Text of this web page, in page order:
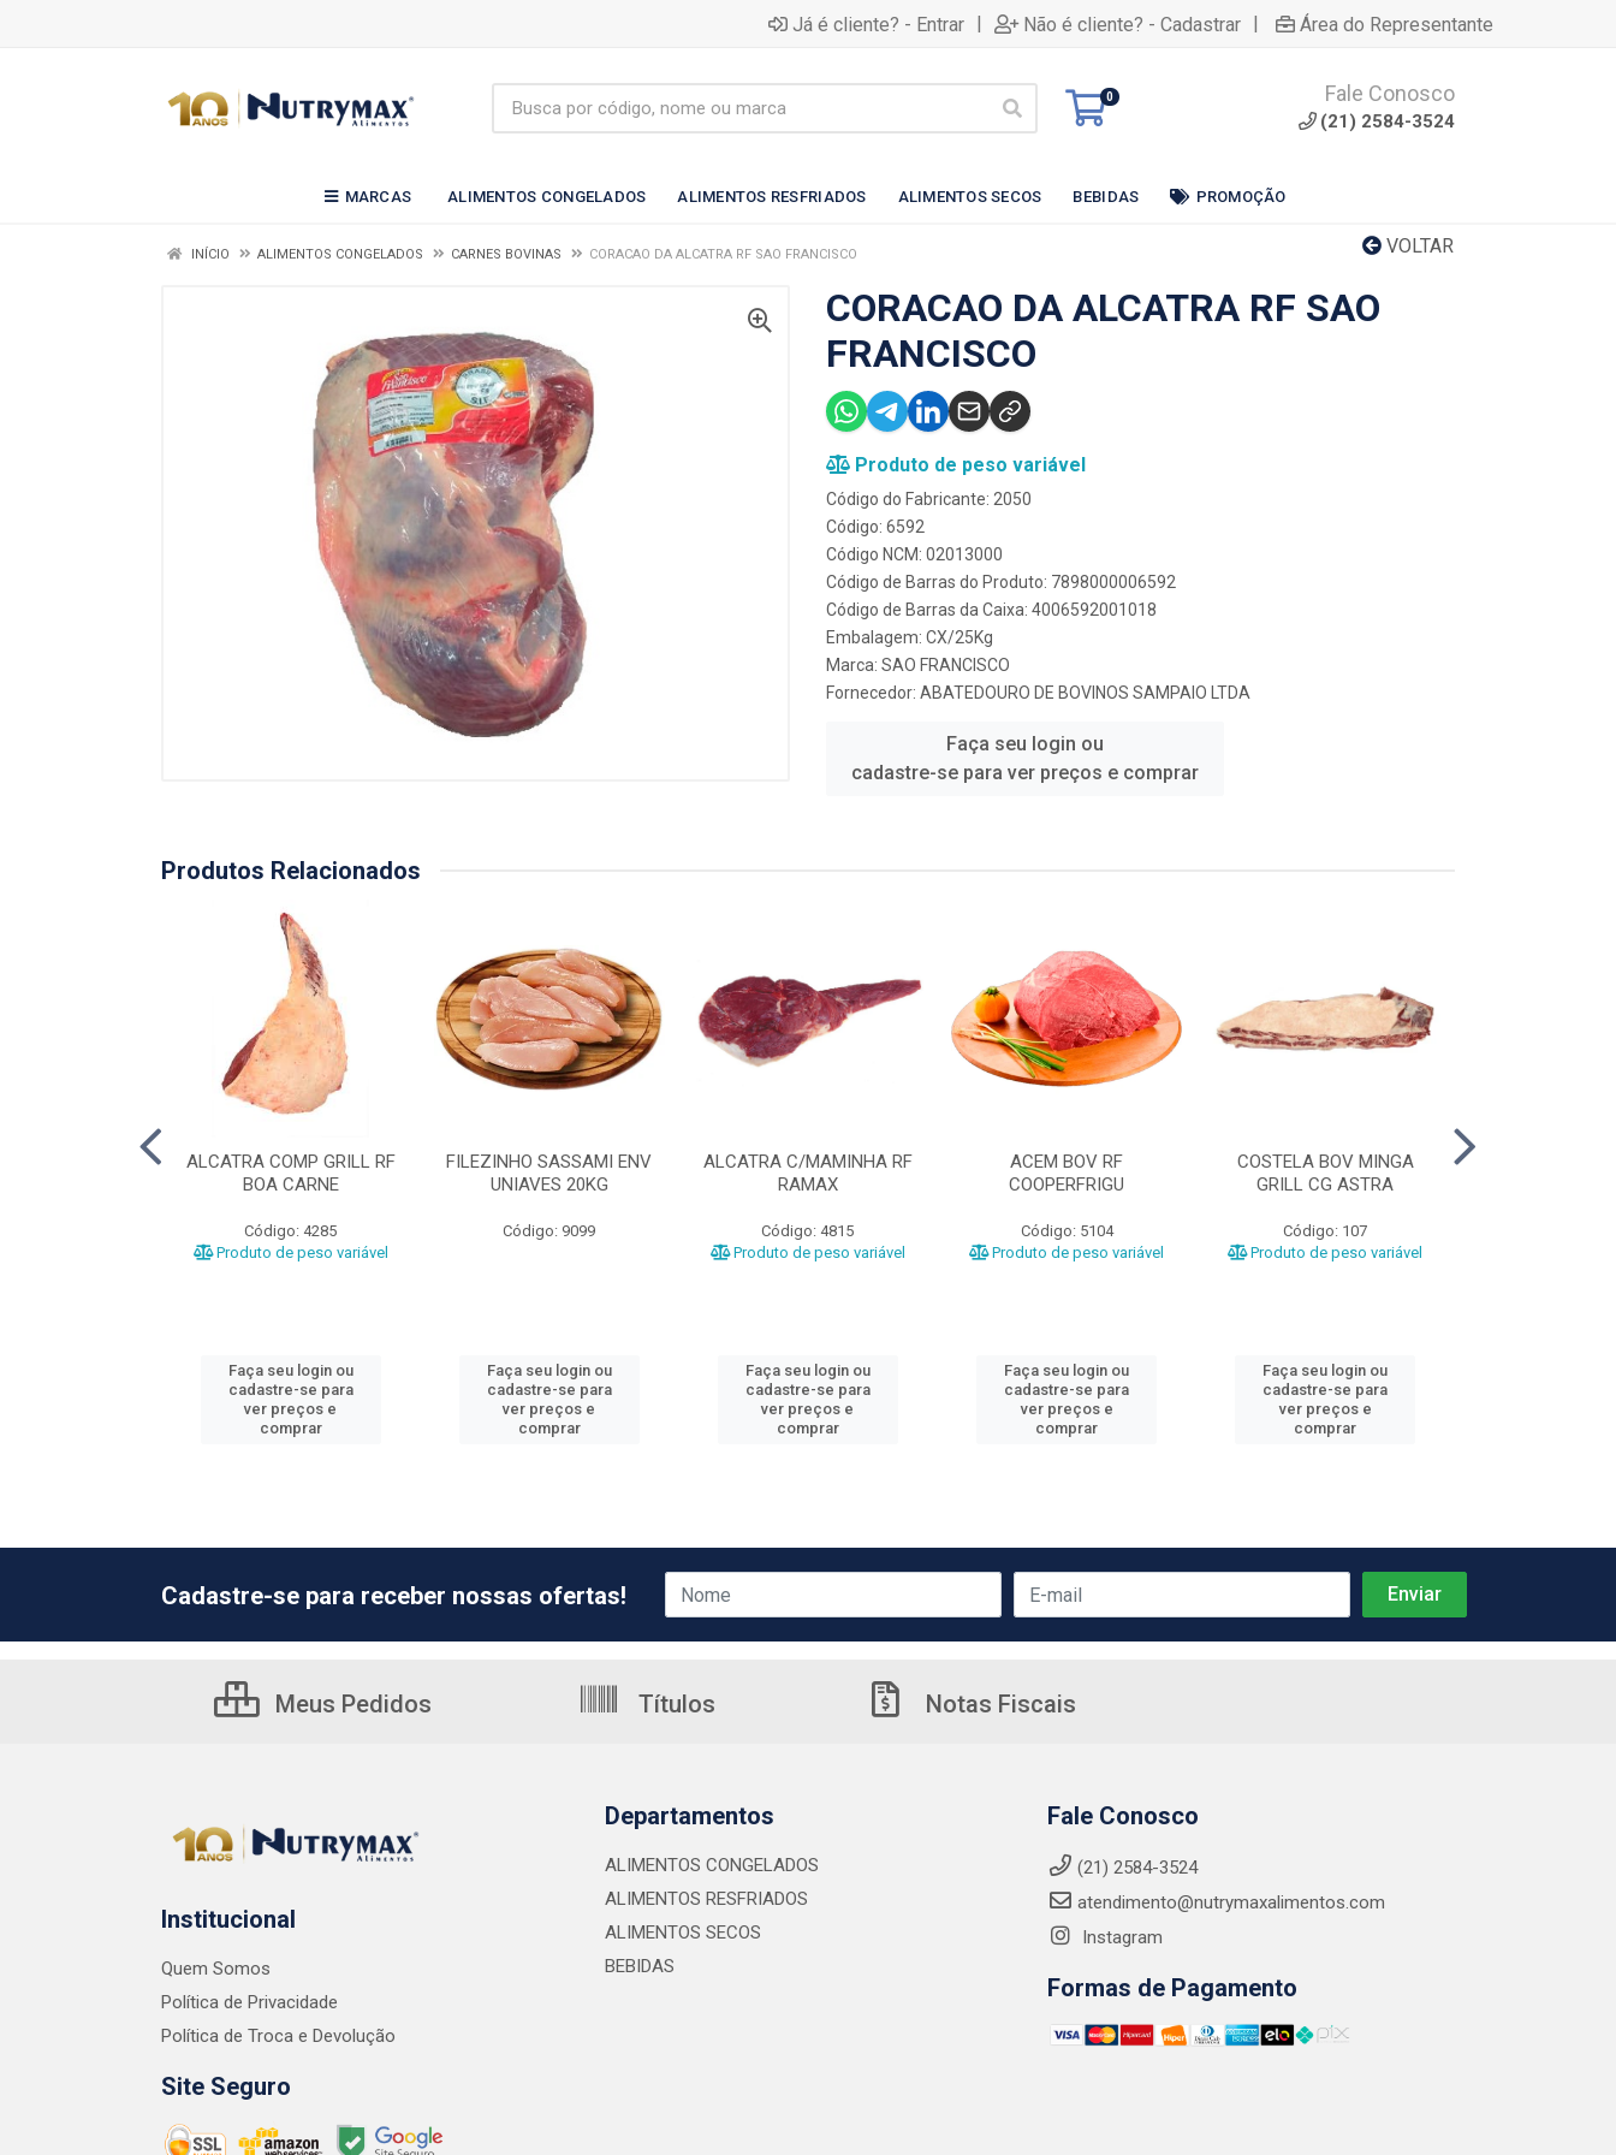
Já é cliente? - Entrar | Não é cliente? - Cadastrar | Área do Representante
0 Fale Conosco
(21) 2584-3524
MARCAS ALIMENTOS CONGELADOS ALIMENTOS RESFRIADOS ALIMENTOS SECOS BEBIDAS PROMOÇÃO
VOLTAR
INÍCIO ALIMENTOS CONGELADOS CARNES BOVINAS CORACAO DA ALCATRA RF SAO FRANCISCO
CORACAO DA ALCATRA RF SAO
FRANCISCO
Produto de peso variável
Código do Fabricante: 2050
Código: 6592
Código NCM: 02013000
Código de Barras do Produto: 7898000006592
Código de Barras da Caixa: 4006592001018
Embalagem: CX/25Kg
Marca: SAO FRANCISCO
Fornecedor: ABATEDOURO DE BOVINOS SAMPAIO LTDA
Faça seu login ou
cadastre-se para ver preços e comprar
Produtos Relacionados
ALCATRA COMP GRILL RF
BOA CARNE
Código: 4285
Produto de peso variável
Faça seu login ou
cadastre-se para
ver preços e
comprar
FILEZINHO SASSAMI ENV
UNIAVES 20KG
Código: 9099
Faça seu login ou
cadastre-se para
ver preços e
comprar
ALCATRA C/MAMINHA RF
RAMAX
Código: 4815
Produto de peso variável
Faça seu login ou
cadastre-se para
ver preços e
comprar
ACEM BOV RF
COOPERFRIGU
Código: 5104
Produto de peso variável
Faça seu login ou
cadastre-se para
ver preços e
comprar
COSTELA BOV MINGA
GRILL CG ASTRA
Código: 107
Produto de peso variável
Faça seu login ou
cadastre-se para
ver preços e
comprar
Cadastre-se para receber nossas ofertas!
Meus Pedidos Títulos Notas Fiscais
Institucional
Quem Somos
Política de Privacidade
Política de Troca e Devolução
Site Seguro
Departamentos
ALIMENTOS CONGELADOS
ALIMENTOS RESFRIADOS
ALIMENTOS SECOS
BEBIDAS
Fale Conosco
(21) 2584-3524
atendimento@nutrymaxalimentos.com
Instagram
Formas de Pagamento